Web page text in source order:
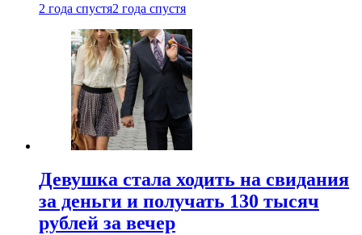
2 года спустя2 года спустя
Девушка стала ходить на свидания
за деньги и получать 130 тысяч
рублей за вечер